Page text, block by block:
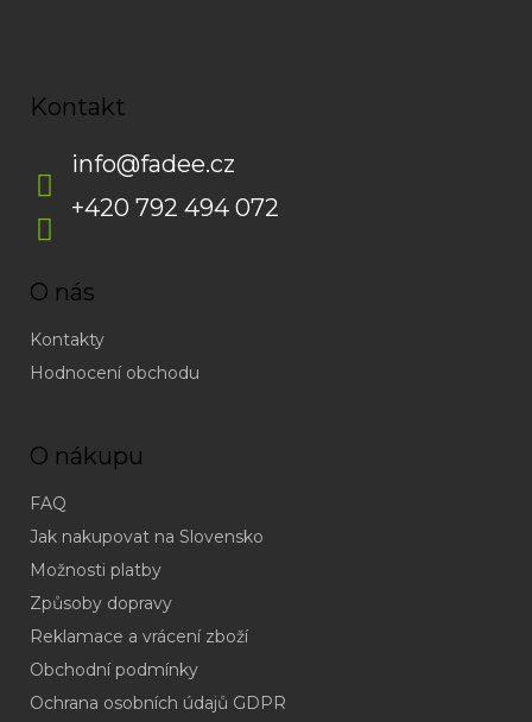
Kontakt
info@fadee.cz
+420 792 494 072
O nás
Kontakty
Hodnocení obchodu
O nákupu
FAQ
Jak nakupovat na Slovensko
Možnosti platby
Způsoby dopravy
Reklamace a vrácení zboží
Obchodní podmínky
Ochrana osobních údajů GDPR
(odpověď
do